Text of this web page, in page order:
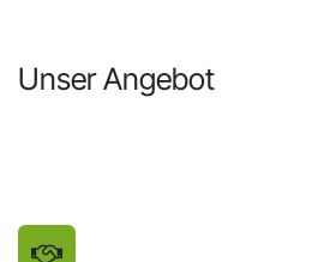
Unser Angebot